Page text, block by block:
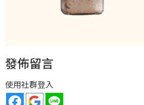
發佈留言
使用社群登入